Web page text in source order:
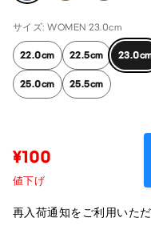
サイズ: WOMEN 23.0cm
22.0cm 22.5cm
25.0cm 25.5cm
¥100
値下げ
再入荷通知をご利用いた